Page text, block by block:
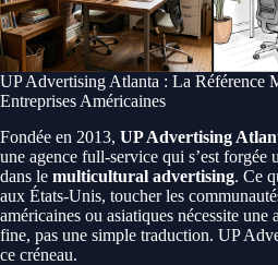
UP Advertising Atlanta : La Référence
Entreprises Américaines
Fondée en 2013, UP Advertising
une agence full-service qui s’est forgée
dans le multicultural advertising. Ce
aux États-Unis, toucher les
américaines ou asiatiques nécessite une
fine, pas une simple traduction. UP
ce créneau.